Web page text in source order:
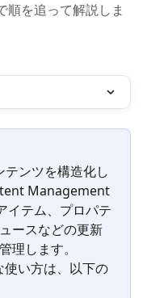
順を追って解説しま
ンツを構造化し
Management
イテム、プロパテ
ースなどの更新
理します。
い方は、以下の